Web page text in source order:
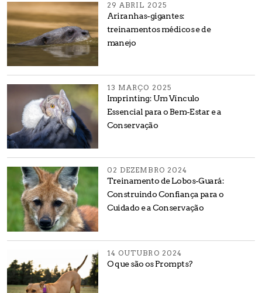
29 ABRIL 2025
Ariranhas-gigantes:
treinamentos médicos e de
manejo
13 MARÇO 2025
Imprinting: Um Vínculo
Essencial para o Bem-Estar e a
Conservação
02 DEZEMBRO 2024
Treinamento de Lobos-Guará:
Construindo Confiança para o
Cuidado e a Conservação
14 OUTUBRO 2024
O que são os Prompts?